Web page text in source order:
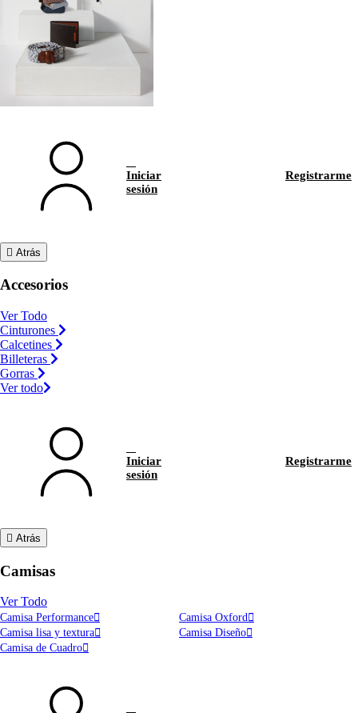
Iniciar
sesión
Registrarme
Atrás
Accesorios
Ver Todo
Cinturones
Calcetines
Billeteras
Gorras
Ver todo
Iniciar
sesión
Registrarme
Atrás
Camisas
Ver Todo
Camisa Performance
Camisa Oxford
Camisa lisa y textura
Camisa Diseño
Camisa de Cuadro